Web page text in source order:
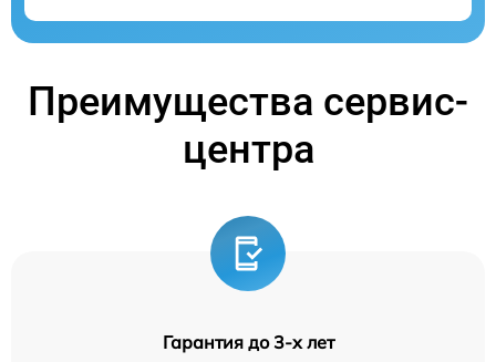
Преимущества сервис-
центра
Гарантия до 3-х лет